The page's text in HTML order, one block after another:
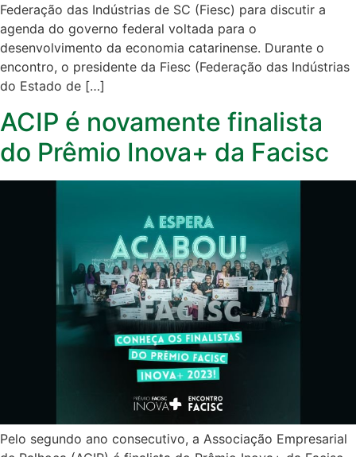
Federação das Indústrias de SC (Fiesc) para discutir a
agenda do governo federal voltada para o
desenvolvimento da economia catarinense. Durante o
encontro, o presidente da Fiesc (Federação das Indústrias
do Estado de […]
ACIP é novamente finalista
do Prêmio Inova+ da Facisc
Pelo segundo ano consecutivo, a Associação Empresarial